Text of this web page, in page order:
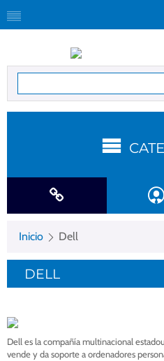
Inicio Dell
DELL
Dell es la compañía multinacional
vende y da soporte a ordenadores